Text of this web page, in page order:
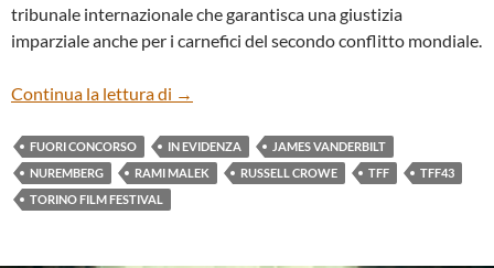
tribunale internazionale che garantisca una giustizia
imparziale anche per i carnefici del secondo conflitto mondiale.
Continua la lettura di “NUREMBERG” DI JAMES VANDERBILT
→
FUORI CONCORSO IN EVIDENZA
JAMES VANDERBILT
NUREMBERG
RAMI MALEK RUSSELL CROWE TFF
TFF43
TORINO FILM FESTIVAL